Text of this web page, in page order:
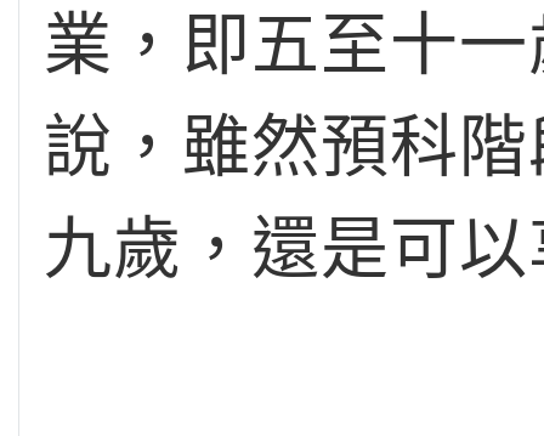
業，即五至十
說，雖然預科
九歲，還是可